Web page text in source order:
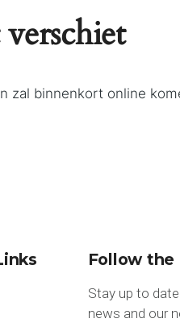
zal binnenkort online
Follow the
Stay up to
news and our